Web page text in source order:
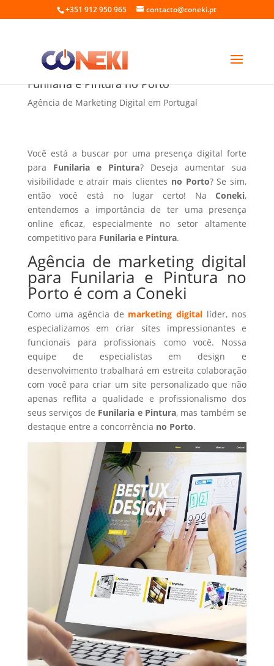
+351 912 950 965 contacto@coneki.pt
Agência de marketing digital para
Funilaria e Pintura no Porto
Agência de Marketing Digital em Portugal
Você está a buscar por uma presença digital forte
para Funilaria e Pintura? Deseja aumentar sua
visibilidade e atrair mais clientes no Porto? Se sim,
então você está no lugar certo! NaConeki,
entendemos a importância de ter uma presença
online eficaz, especialmente no setor altamente
competitivo para Funilaria e Pintura.
Agência de marketing digital
para Funilaria e Pintura no
Porto é com a Coneki
Como uma agência de marketing digital líder, nos
especializamos em criar sites impressionantes e
funcionais para profissionais como você. Nossa
equipe de especialistas em design e
desenvolvimento trabalhará em estreita colaboração
com você para criar um site personalizado que não
apenas reflita a qualidade e profissionalismo dos
seus serviços de Funilaria e Pintura, mas também se
destaque entre a concorrência no Porto.